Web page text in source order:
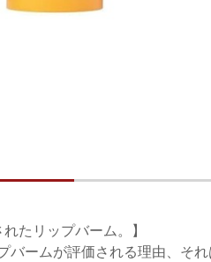
たリップバーム。】
バームが評価される理由、そ